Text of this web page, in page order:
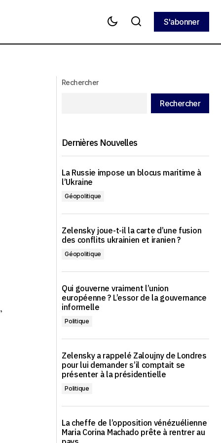
S'abonner
Rechercher
Rechercher
Dernières Nouvelles
La Russie impose un blocus maritime à
l’Ukraine
Géopolitique
Zelensky joue-t-il la carte d’une fusion
des conflits ukrainien et iranien ?
Géopolitique
Qui gouverne vraiment l’union
européenne ? L’essor de la gouvernance
informelle
Politique
Zelensky a rappelé Zaloujny de Londres
pour lui demander s’il comptait se
présenter à la présidentielle
Politique
La cheffe de l’opposition vénézuélienne
Maria Corina Machado prête à rentrer au